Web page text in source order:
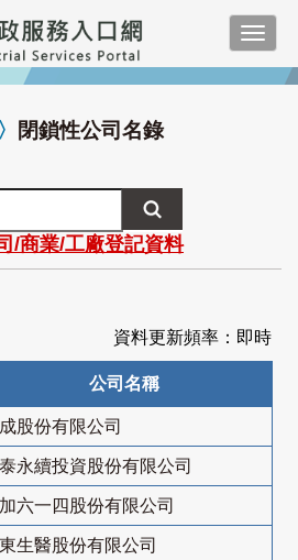
〉 閉鎖性公司名錄
/商業/工廠登記資料
資料更新頻率：即時
公司名稱
股份有限公司
永續投資股份有限公司
六一四股份有限公司
生醫股份有限公司